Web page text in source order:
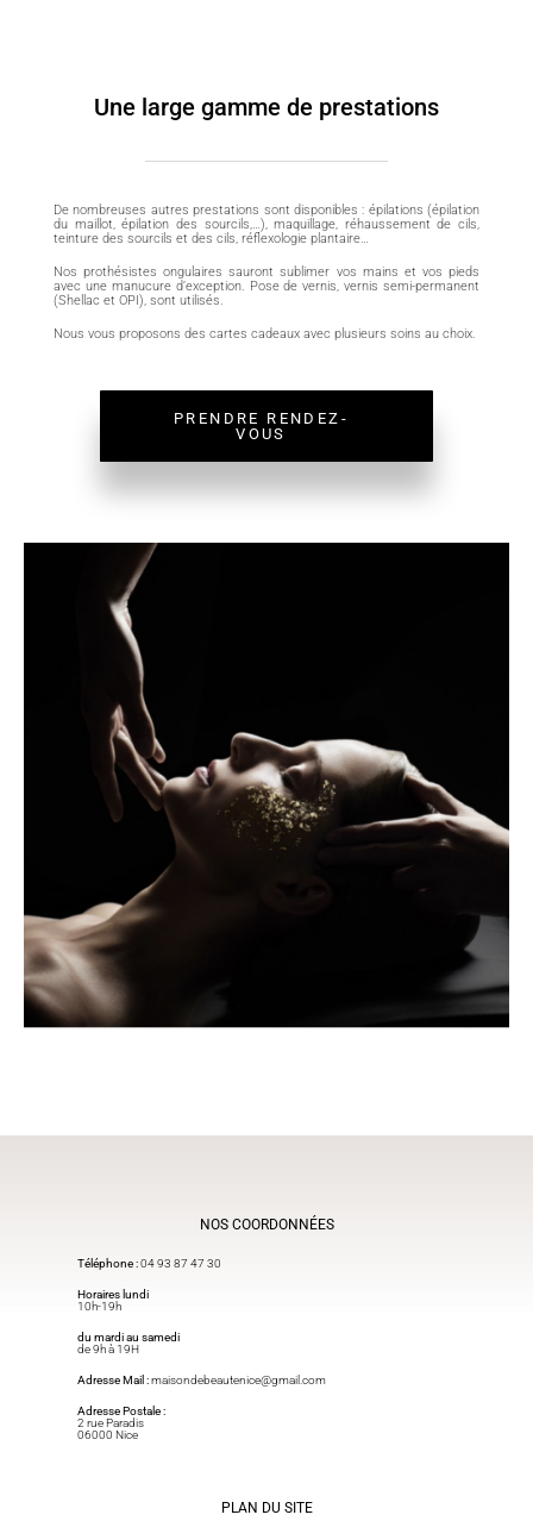
Une large gamme de prestations​
De nombreuses autres prestations sont disponibles : épilations (épilation
du maillot, épilation des sourcils,…), maquillage, réhaussement de cils,
teinture des sourcils et des cils, réflexologie plantaire…
Nos prothésistes ongulaires sauront sublimer vos mains et vos pieds
avec une manucure d’exception. Pose de vernis, vernis semi-permanent
(Shellac et OPI), sont utilisés.
Nous vous proposons des cartes cadeaux avec plusieurs soins au choix.
PRENDRE RENDEZ-
VOUS
NOS COORDONNÉES
Téléphone :04 93 87 47 30
Horaires lundi
10h-19h
du mardi au samedi
de 9h à 19H
Adresse Mail :maisondebeautenice@gmail.com​
Adresse Postale :
2 rue Paradis
06000 Nice
PLAN DU SITE